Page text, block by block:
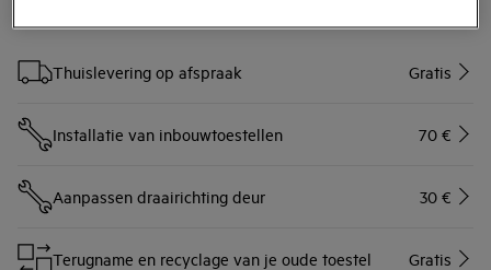
Thuislevering op afspraak Gratis
Installatie van inbouwtoestellen 70 €
Aanpassen draairichting deur 30 €
Terugname en recyclage van je oude toestel Gratis